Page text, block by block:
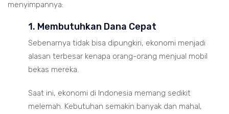
menyimpannya:
1. Membutuhkan Dana Cepat
Sebenarnya tidak bisa dipungkiri, ekonomi menjadi
alasan terbesar kenapa orang-orang menjual mobil
bekas mereka.
Saat ini, ekonomi di Indonesia memang sedikit
melemah. Kebutuhan semakin banyak dan mahal,